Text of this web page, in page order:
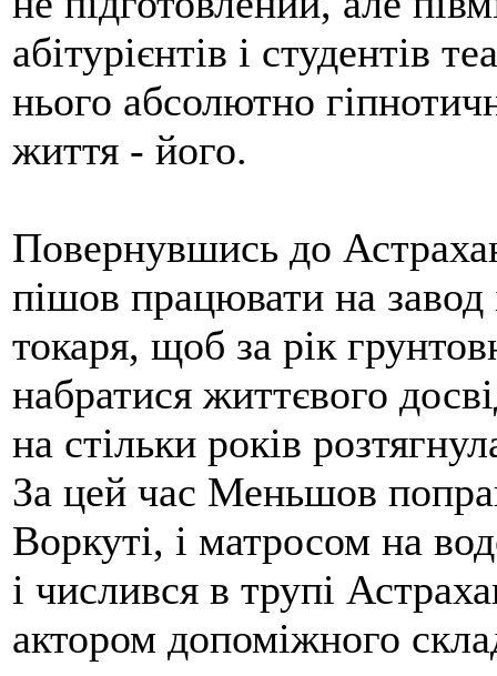
абітурієнтів і студентів
нього абсолютно
життя - його.
Повернувшись до
пішов працювати на
токаря, щоб за рік
набратися життєвого
на стільки років
За цей час Меньшов
Воркуті, і матросом на
і числився в трупі
актором допоміжного